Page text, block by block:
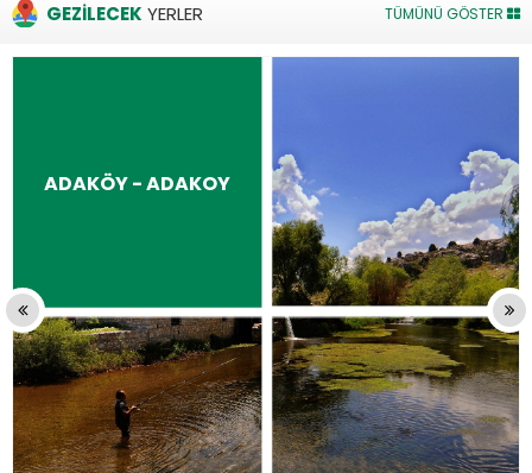
GEZİLECEK YERLER TÜMÜNÜ GÖSTER
ADAKÖY - ADAKOY
Previous